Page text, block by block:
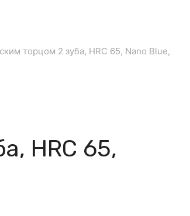
торцом 2 зуба, HRC 65, Nano Blue,
HRC 65,